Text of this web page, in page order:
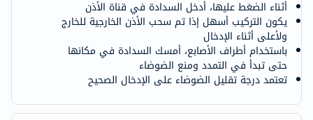
أثناء الضغط عليها، أدخل السدادة في قناة الأذن
يكون التركيب أسهل إذا تم سحب الأذن الخارجية للخارج
ولأعلى أثناء الإدخال
باستخدام أطراف الأصابع، أمسك السدادة في مكانها
حتى تبدأ في التمدد ومنع الضوضاء
تعتمد درجة تقليل الضوضاء على الإدخال الصحيح